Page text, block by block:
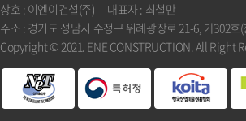
상호 : 이엔이건설(주) 대표자 : 최철만
주소 : 경기도 성남시 수정구 위례광장로 21-6, 가
Copyright © 2021. ENE CONSTRUCTION. All Right